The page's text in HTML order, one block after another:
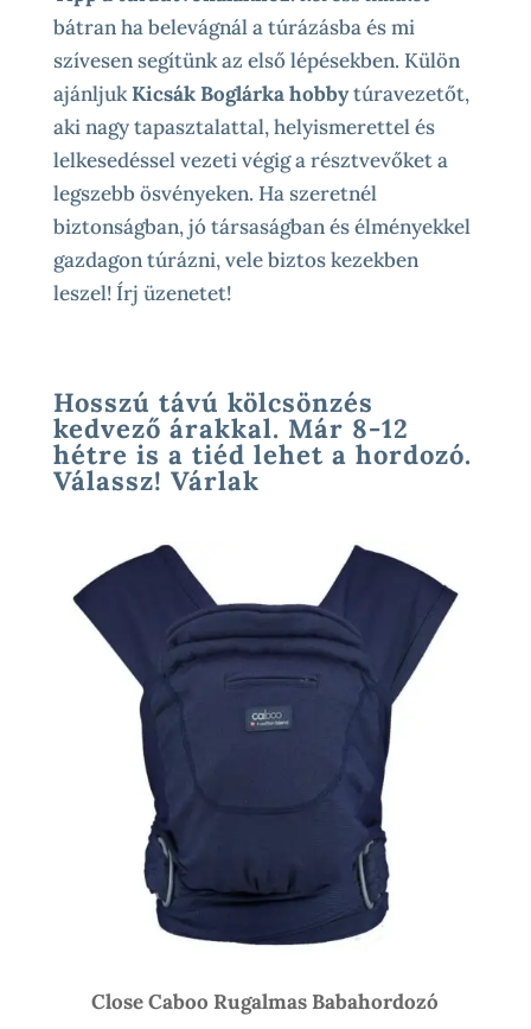
bátran ha belevágnál a túrázásba és mi
szívesen segítünk az első lépésekben. Külön
ajánljukKicsák Boglárka hobbytúravezetőt,
aki nagy tapasztalattal, helyismerettel és
lelkesedéssel vezeti végig a résztvevőket a
legszebb ösvényeken. Ha szeretnél
biztonságban, jó társaságban és élményekkel
gazdagon túrázni, vele biztos kezekben
leszel! Írj üzenetet!
Hosszú távú kölcsönzés
kedvező árakkal. Már 8-12
hétre is a tiéd lehet a hordozó.
Válassz! Várlak
Close Caboo Rugalmas Babahordozó